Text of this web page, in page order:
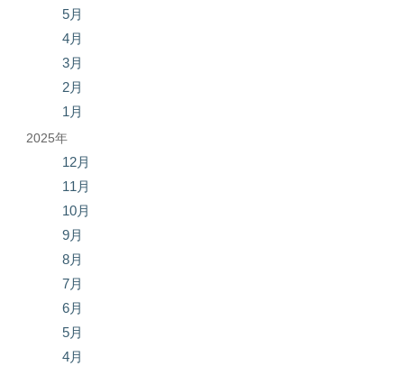
5月
4月
3月
2月
1月
2025年
12月
11月
10月
9月
8月
7月
6月
5月
4月